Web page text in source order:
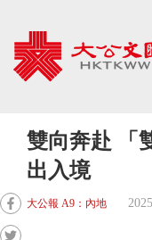
雙向奔赴 「
出入境
大公報 A9：內地